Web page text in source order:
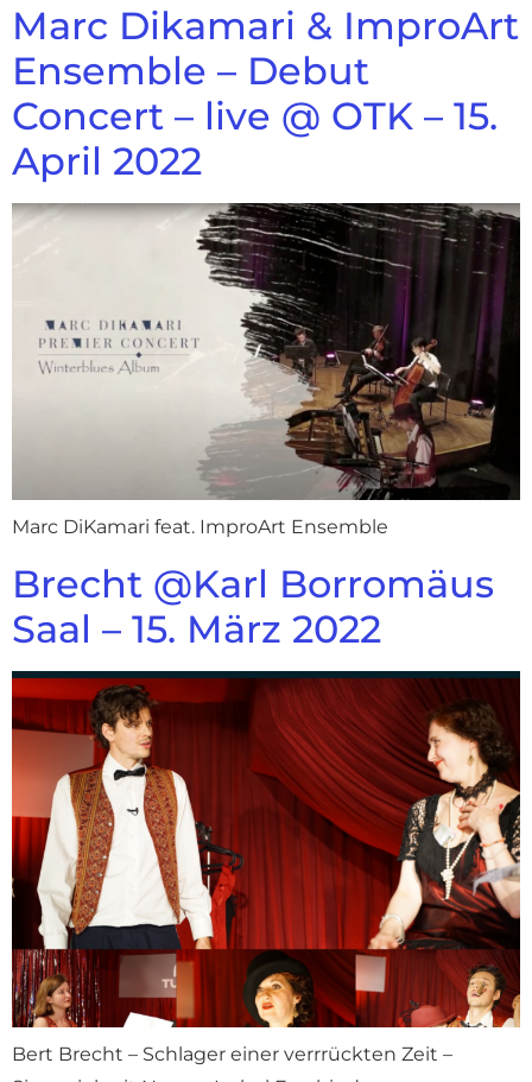
Marc Dikamari & ImproArt
Ensemble – Debut
Concert – live @ OTK – 15.
April 2022
Marc DiKamari feat. ImproArt Ensemble
Brecht @Karl Borromäus
Saal – 15. März 2022
Bert Brecht – Schlager einer verrrückten Zeit –